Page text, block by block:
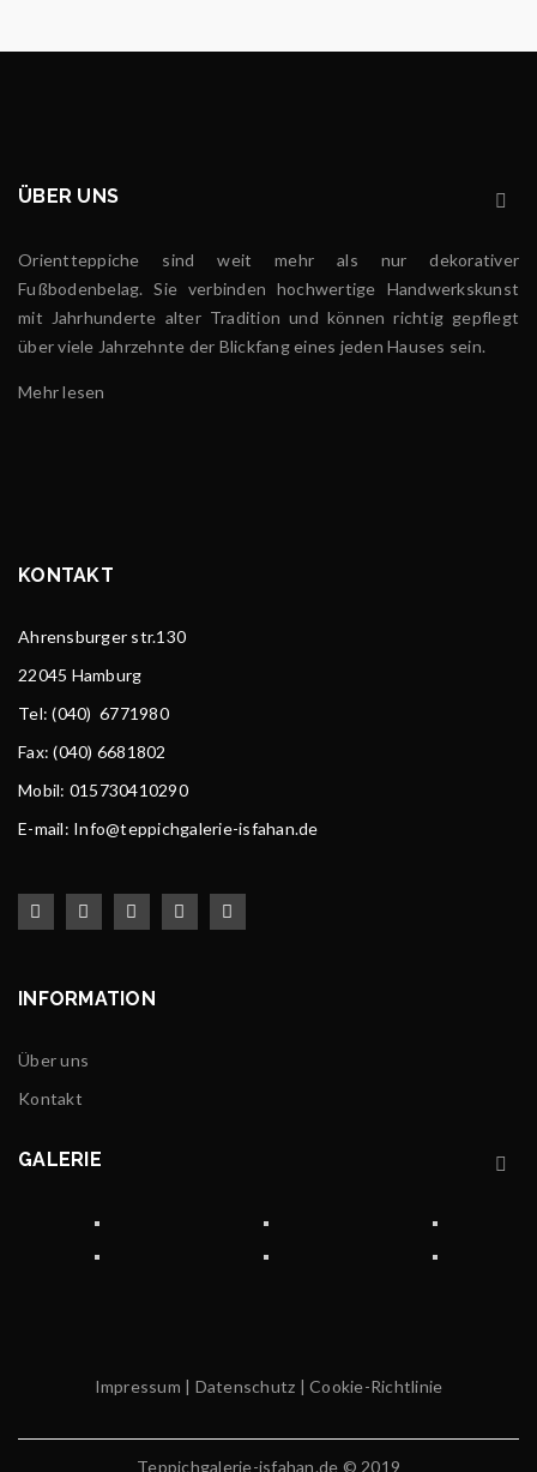
ÜBER UNS
Orientteppiche sind weit mehr als nur dekorativer
Fußbodenbelag. Sie verbinden hochwertige Handwerkskunst
mit Jahrhunderte alter Tradition und können richtig gepflegt
über viele Jahrzehnte der Blickfang eines jeden Hauses sein.
Mehr lesen
KONTAKT
Ahrensburger str.130
22045 Hamburg
Tel: (040) 6771980
Fax: (040) 6681802
Mobil: 015730410290
E-mail: Info@teppichgalerie-isfahan.de
INFORMATION
Über uns
Kontakt
GALERIE
Impressum | Datenschutz |Cookie-Richtlinie
Teppichgalerie-isfahan.de © 2019